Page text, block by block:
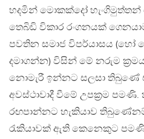
හදමින් මොකක්දෝ හැංගිමුත්තන්
තෙබිඩි විකාර රංගනයක්
පවතින සමාජ විපර්යාසය (හෝ
දමාගන්න) විසින් මේ නරුම
නොමැරී ඉන්නට සලසා
අවස්ථාවාදී වීමේ උපක්‍රම
රඟපාන්නට හැකියාව
රැකියාවක් ඇති කෙනෙකුට